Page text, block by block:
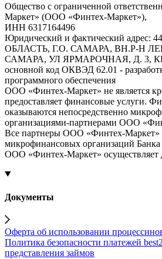
Общество с ограниченной
Маркет» (ООО «Финтех-Маркет»),
ИНН 6317164496
Юридический и фактический
ОБЛАСТЬ, Г.О. САМАРА, ВН.Р-Н
САМАРА, УЛ ЯРМАРОЧНАЯ, Д. 3,
основной код ОКВЭД 62.01 -
программного обеспечения
ООО «Финтех-Маркет» не является
предоставляет финансовые услуги.
оказываются непосредственно
организациями-партнерами ООО
Все партнеры ООО «Финтех-Маркет»
микрофинансовых организаций Банка
ООО «Финтех-Маркет» осуществляет
Документы
Оферта об использовании
Политика безопасности платежей
представления займов